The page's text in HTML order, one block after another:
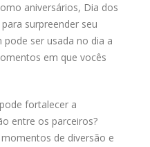
aniversários, Dia dos
surpreender seu
ser usada no dia a
em que vocês
fortalecer a
entre os parceiros?
de diversão e